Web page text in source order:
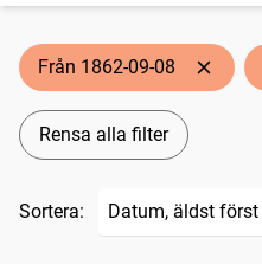
Från 1862-09-08
Rensa alla filter
Sortera: